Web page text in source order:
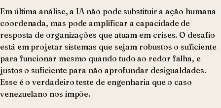
Em última análise, a IA não pode substituir a ação humana
coordenada, mas pode amplificar a capacidade de
resposta de organizações que atuam em crises. O desafio
está em projetar sistemas que sejam robustos o suficiente
para funcionar mesmo quando tudo ao redor falha, e
justos o suficiente para não aprofundar desigualdades.
Esse é o verdadeiro teste de engenharia que o caso
venezuelano nos impõe.